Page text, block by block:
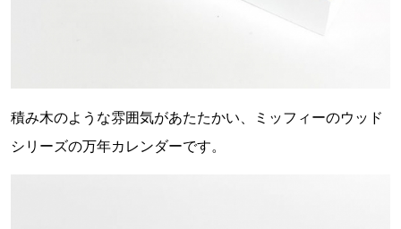
積み木のような雰囲気があたたかい、ミッフィーのウッド
シリーズの万年カレンダーです。